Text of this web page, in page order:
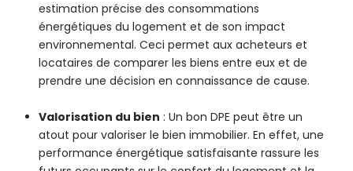
estimation précise des consommations
énergétiques du logement et de son impact
environnemental. Ceci permet aux acheteurs et
locataires de comparer les biens entre eux et de
prendre une décision en connaissance de cause.
Valorisation du bien : Un bon DPE peut être un
atout pour valoriser le bien immobilier. En effet, une
performance énergétique satisfaisante rassure les